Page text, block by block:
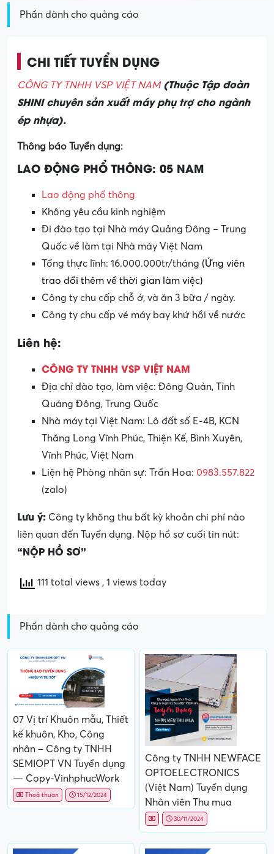
Phần dành cho quảng cáo
CHI TIẾT TUYỂN DỤNG
CÔNG TY TNHH VSP VIỆT NAM(Thuộc Tập đoàn
SHINI chuyên sản xuất máy phụ trợ cho ngành
ép nhựa).
Thông báo Tuyển dụng:
LAO ĐỘNG PHỔ THÔNG: 05 NAM
Lao động phổ thông
Không yêu cầu kinh nghiệm
Đi đào tạo tại Nhà máy Quảng Đông – Trung
Quốc về làm tại Nhà máy Việt Nam
Tổng thực lĩnh: 16.000.000tr/tháng (Ứng viên
trao đổi thêm về thời gian làm việc)
Công ty chu cấp chỗ ở, và ăn 3 bữa / ngày.
Công ty chu cấp vé máy bay khứ hồi về nước
Liên hệ:
CÔNG TY TNHH VSP VIỆT NAM
Địa chỉ đào tạo, làm việc: Đông Quản, Tỉnh
Quảng Đông, Trung Quốc
Nhà máy tại Việt Nam: Lô đất số E-4B, KCN
Thăng Long Vĩnh Phúc, Thiện Kế, Bình Xuyên,
Vĩnh Phúc, Việt Nam
Liện hệ Phòng nhân sự: Trần Hoa: 0983.557.822
(zalo)
Lưu ý: Công ty không thu bất kỳ khoản chi phí nào
liên quan đến Tuyển dụng. Nộp hồ sơ cuối tin nút:
“NỘP HỒ SƠ”
111 total views , 1 views today
Phần dành cho quảng cáo
07 Vị trí Khuôn mẫu, Thiết
kế khuôn, Kho, Công
nhân – Công ty TNHH
SEMIOPT VN Tuyển dụng
— Copy-VinhphucWork
Thoả thuận 15/12/2024
Công ty TNHH NEWFACE
OPTOELECTRONICS
(Việt Nam) Tuyển dụng
Nhân viên Thu mua
30/11/2024